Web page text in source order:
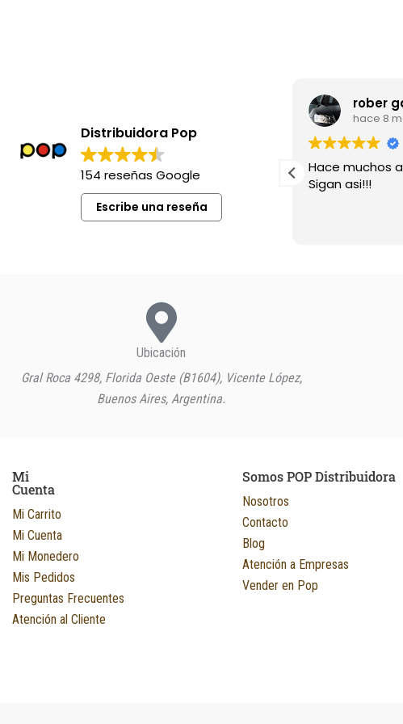
Distribuidora Pop
154 reseñas Google
Escribe una reseña
Excelente siempre !
rober
hace 8
Hace muchos
Sigan asi!!!
Ubicación
Gral Roca 4298, Florida Oeste (B1604), Vicente López,
Buenos Aires, Argentina.
Mi
Cuenta
Mi Carrito
Mi Cuenta
Mi Monedero
Mis Pedidos
Preguntas Frecuentes
Atención al Cliente
Somos POP Distribuidora
Nosotros
Contacto
Blog
Atención a Empresas
Vender en Pop